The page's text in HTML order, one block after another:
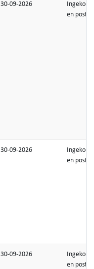
30-09-2026
Ingekom
en post
30-09-2026
Ingekom
en post
30-09-2026
Ingekom
en post